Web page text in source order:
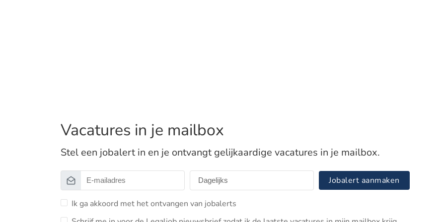
Vacatures in je mailbox
Stel een jobalert in en je ontvangt gelijkaardige vacatures in je mailbox.
Jobalert aanmaken
Ik ga akkoord met het ontvangen van jobalerts